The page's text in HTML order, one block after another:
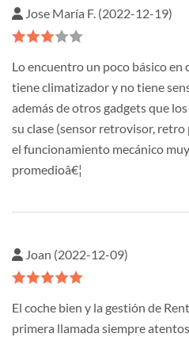
Jose María F. (2022-12-19)
Lo encuentro un poco básico
tiene climatizador y no tiene
además de otros gadgets que
su clase (sensor retrovisor, retro
el funcionamiento mecánico
promedioâ€¦
Joan (2022-12-09)
El coche bien y la gestión de
primera llamada siempre